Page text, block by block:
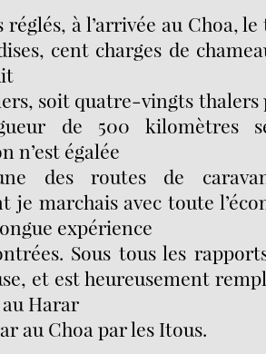
réglés, à l’arrivée au Choa,
cent charges de
soit quatre-vingts thalers
de 500 kilomètres
n’est égalée
des routes de
je marchais avec toute
expérience
Sous tous les
et est heureusement
Harar
au Choa par les Itous.